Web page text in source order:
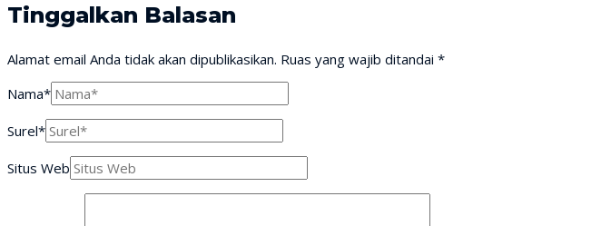
Tinggalkan Balasan
Alamat email Anda tidak akan dipublikasikan. Ruas yang wajib ditandai *
Nama*
Surel*
Situs Web